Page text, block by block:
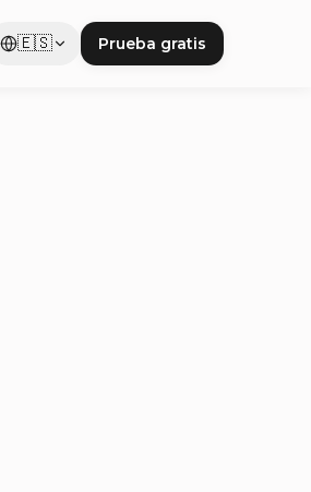
🇪🇸 Prueba gratis